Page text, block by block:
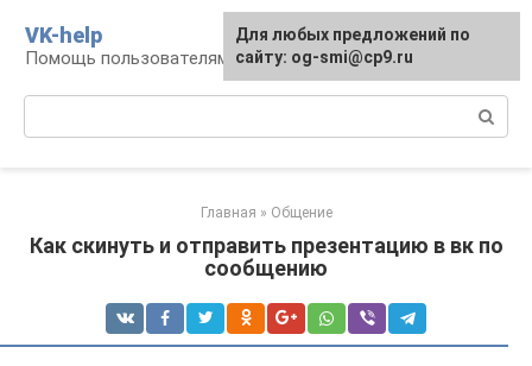
контенту
VK-help
Помощь пользователям соцсети ВКонтакте
Главная » Общение
Как скинуть и отправить презентацию в вк по
сообщению
Для любых предложений по
сайту: og-smi@cp9.ru